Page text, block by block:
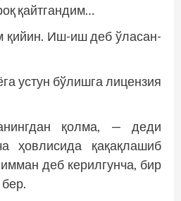
қайтгандим…
қийин. Иш-иш деб ўласан-
устун бўлишга лицензия
қолма, — деди
ҳовлисида қақақлашиб
деб керилгунча, бир